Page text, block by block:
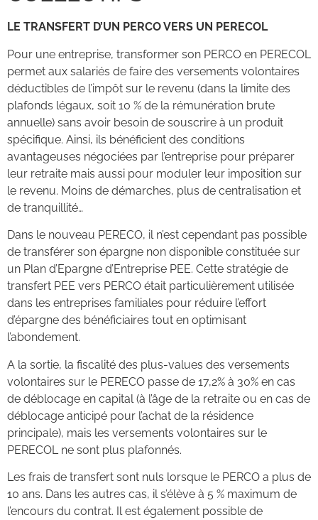
LE TRANSFERT D’UN PERCO VERS UN PERECOL
Pour une entreprise, transformer son PERCO en PERECOL
permet aux salariés de faire des versements volontaires
déductibles de l’impôt sur le revenu (dans la limite des
plafonds légaux, soit 10 % de la rémunération brute
annuelle) sans avoir besoin de souscrire à un produit
spécifique. Ainsi, ils bénéficient des conditions
avantageuses négociées par l’entreprise pour préparer
leur retraite mais aussi pour moduler leur imposition sur
le revenu. Moins de démarches, plus de centralisation et
de tranquillité…
Dans le nouveau PERECO, il n’est cependant pas possible
de transférer son épargne non disponible constituée sur
un Plan d’Epargne d’Entreprise PEE. Cette stratégie de
transfert PEE vers PERCO était particulièrement utilisée
dans les entreprises familiales pour réduire l’effort
d’épargne des bénéficiaires tout en optimisant
l’abondement.
A la sortie, la fiscalité des plus-values des versements
volontaires sur le PERECO passe de 17,2% à 30% en cas
de déblocage en capital (à l’âge de la retraite ou en cas de
déblocage anticipé pour l’achat de la résidence
principale), mais les versements volontaires sur le
PERECOL ne sont plus plafonnés.
Les frais de transfert sont nuls lorsque le PERCO a plus de
10 ans. Dans les autres cas, il s’élève à 5 % maximum de
l’encours du contrat. Il est également possible de